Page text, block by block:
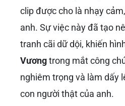
clip được cho là nhạy
anh. Sự việc này đã tạo
tranh cãi dữ dội, khiến
Vươngtrong mắt công
nghiêm trọng và làm dấy
con người thật của anh.